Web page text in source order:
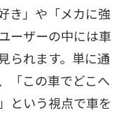
き」や「メカに強
ーザーの中には車
られます。単に通
「この車でどこへ
という視点で車を